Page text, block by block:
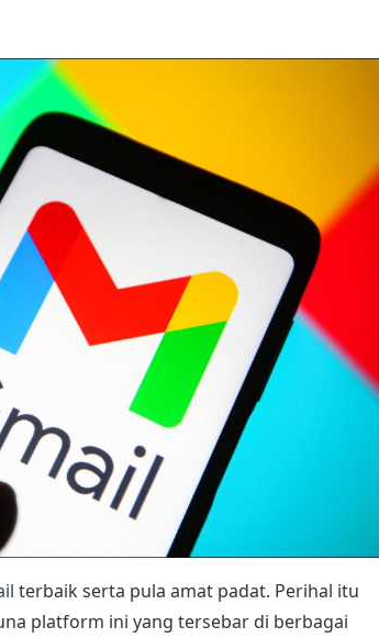
terbaik serta pula amat padat. Perihal itu
platform ini yang tersebar di berbagai